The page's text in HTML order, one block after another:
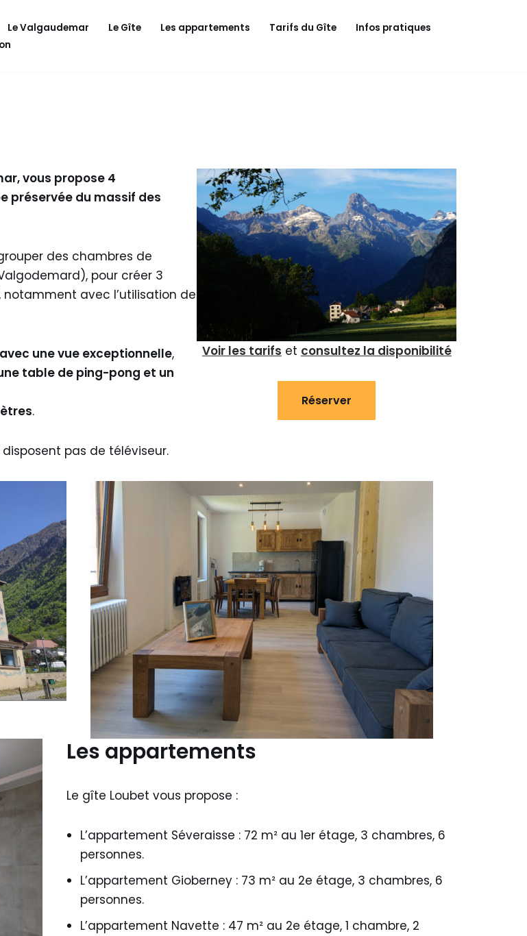
Le Valgaudemar Le Gîte Les appartements Tarifs du Gîte
Infos pratiques
vous propose 4
préservée du massif des
des chambres de
pour créer 3
avec l’utilisation de
une vue exceptionnelle,
table de ping-pong et un
.
pas de téléviseur.
Voir les tarifs et consultez la disponibilité
Réserver
Les appartements
Le gîte Loubet vous propose :
L’appartement Séveraisse : 72 m² au 1er étage, 3 chambres, 6
personnes.
L’appartement Gioberney : 73 m² au 2e étage, 3 chambres, 6
personnes.
L’appartement Navette : 47 m² au 2e étage, 1 chambre, 2